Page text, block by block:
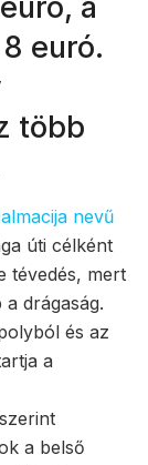
euró.
több
nevű
úti célként
tévedés, mert
drágaság.
és az
a
a belső